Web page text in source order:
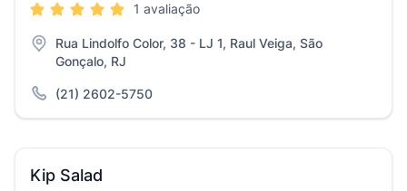
1 avaliação
Rua Lindolfo Color, 38 - LJ 1, Raul Veiga, São
Gonçalo, RJ
(21) 2602-5750
Kip Salad